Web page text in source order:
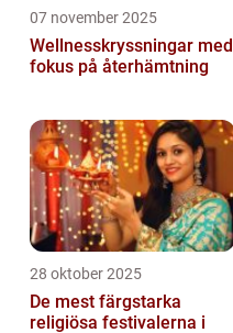
07 november 2025
Wellnesskryssningar med
fokus på återhämtning
28 oktober 2025
De mest färgstarka
religiösa festivalerna i